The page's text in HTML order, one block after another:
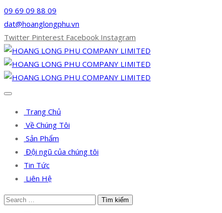
09 69 09 88 09
dat@hoanglongphu.vn
Twitter Pinterest Facebook Instagram
Trang Chủ
Về Chúng Tôi
Sản Phẩm
Đội ngũ của chúng tôi
Tin Tức
Liên Hệ